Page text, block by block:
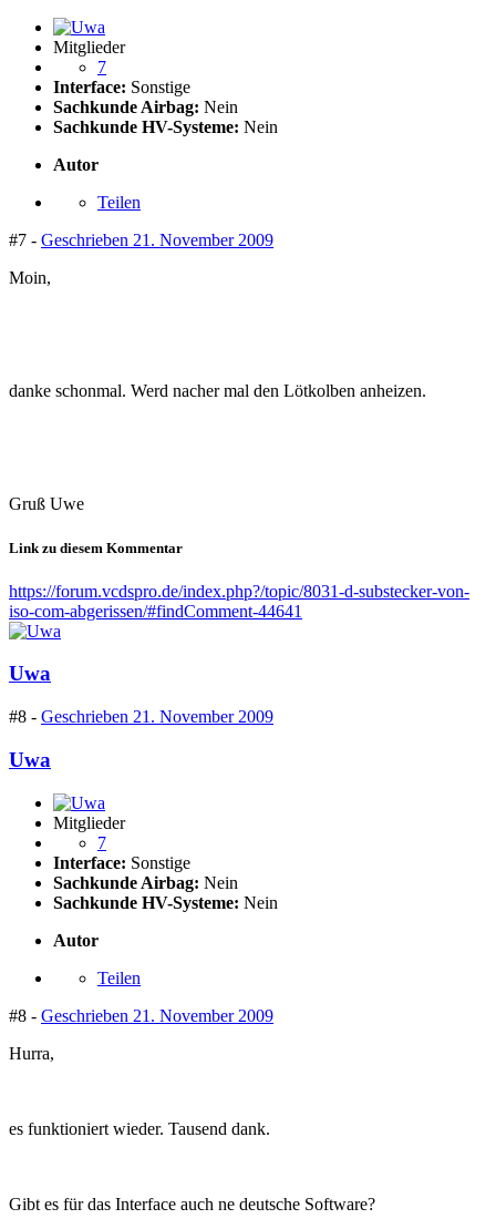
Mitglieder
7
Interface: Sonstige
Sachkunde Airbag: Nein
Sachkunde HV-Systeme: Nein
Autor
Teilen
#7 - Geschrieben 21. November 2009
Moin,
danke schonmal. Werd nacher mal den Lötkolben anheizen.
Gruß Uwe
Link zu diesem Kommentar
https://forum.vcdspro.de/index.php?/topic/8031-d-substecker-von-
iso-com-abgerissen/#findComment-44641
Uwa
#8 - Geschrieben 21. November 2009
Uwa
Mitglieder
7
Interface: Sonstige
Sachkunde Airbag: Nein
Sachkunde HV-Systeme: Nein
Autor
Teilen
#8 - Geschrieben 21. November 2009
Hurra,
es funktioniert wieder. Tausend dank.
Gibt es für das Interface auch ne deutsche Software?